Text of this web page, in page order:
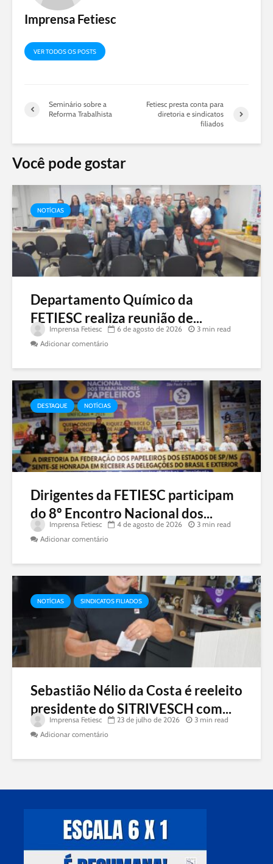
Imprensa Fetiesc
VER TODOS OS POSTS
Seminário sobre a
Reforma Trabalhista
Fetiesc presta conta para
diretoria e sindicatos
filiados
Você pode gostar
NOTÍCIAS
Departamento Químico da
FETIESC realiza reunião de...
Imprensa Fetiesc 6 de agosto de 2026
3 min read
Adicionar comentário
DESTAQUE NOTÍCIAS
Dirigentes da FETIESC participam
do 8º Encontro Nacional dos...
Imprensa Fetiesc 4 de agosto de 2026
3 min read
Adicionar comentário
NOTÍCIAS SINDICATOS FILIADOS
Sebastião Nélio da Costa é reeleito
presidente do SITRIVESCH com...
Imprensa Fetiesc 23 de julho de 2026
3 min read
Adicionar comentário